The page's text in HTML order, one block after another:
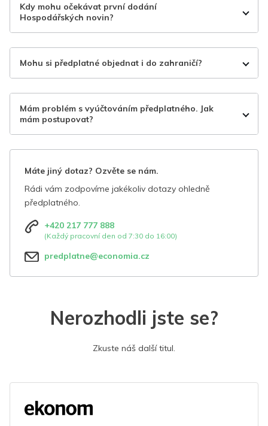
Kdy mohu očekávat první dodání
Hospodářských novin?
Mohu si předplatné objednat i do zahraničí?
Mám problém s vyúčtováním předplatného. Jak
mám postupovat?
Máte jiný dotaz? Ozvěte se nám.
Rádi vám zodpovíme jakékoliv dotazy ohledně
předplatného.
+420 217 777 888
(Každý pracovní den od 7:30 do 16:00)
predplatne@economia.cz
Nerozhodli jste se?
Zkuste náš další titul.